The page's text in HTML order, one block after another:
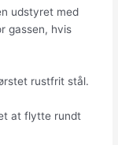
udstyret med
gassen, hvis
rustfrit stål.
at flytte rundt